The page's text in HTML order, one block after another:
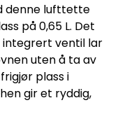
denne lufttette
på 0,65 L. Det
ventil lar
uten å ta av
plass i
gir et ryddig,